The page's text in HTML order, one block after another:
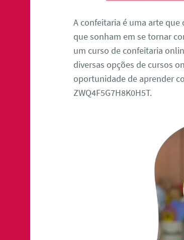
A confeitaria é uma arte que
que sonham em se tornar
um curso de confeitaria
diversas opções de cursos
oportunidade de aprender
ZWQ4F5G7H8K0H5T.